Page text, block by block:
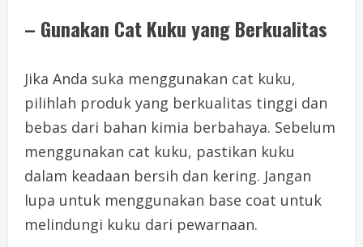
– Gunakan Cat Kuku yang Berkualitas
Jika Anda suka menggunakan cat kuku,
pilihlah produk yang berkualitas tinggi dan
bebas dari bahan kimia berbahaya. Sebelum
menggunakan cat kuku, pastikan kuku
dalam keadaan bersih dan kering. Jangan
lupa untuk menggunakan base coat untuk
melindungi kuku dari pewarnaan.